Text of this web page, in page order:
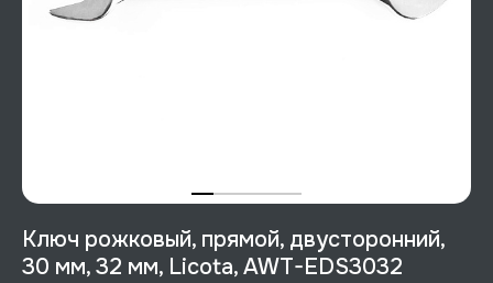
Ключ рожковый, прямой, двусторонний,
30 мм, 32 мм, Licota, AWT-EDS3032